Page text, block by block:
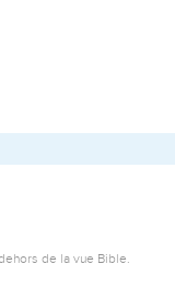
de la vue Bible.